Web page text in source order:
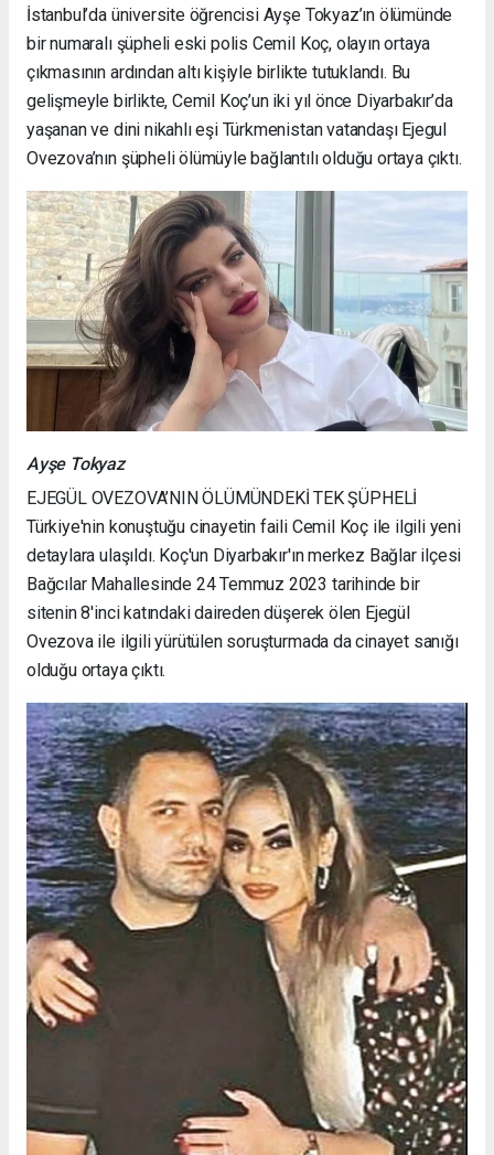
İstanbul’da üniversite öğrencisi Ayşe Tokyaz’ın ölümünde
bir numaralı şüpheli eski polis Cemil Koç, olayın ortaya
çıkmasının ardından altı kişiyle birlikte tutuklandı. Bu
gelişmeyle birlikte, Cemil Koç’un iki yıl önce Diyarbakır’da
yaşanan ve dini nikahlı eşi Türkmenistan vatandaşı Ejegul
Ovezova’nın şüpheli ölümüyle bağlantılı olduğu ortaya çıktı.
Ayşe Tokyaz
EJEGÜL OVEZOVA’NIN ÖLÜMÜNDEKİ TEK ŞÜPHELİ
Türkiye'nin konuştuğu cinayetin faili Cemil Koç ile ilgili yeni
detaylara ulaşıldı. Koç'un Diyarbakır'ın merkez Bağlar ilçesi
Bağcılar Mahallesinde 24 Temmuz 2023 tarihinde bir
sitenin 8'inci katındaki daireden düşerek ölen Ejegül
Ovezova ile ilgili yürütülen soruşturmada da cinayet sanığı
olduğu ortaya çıktı.